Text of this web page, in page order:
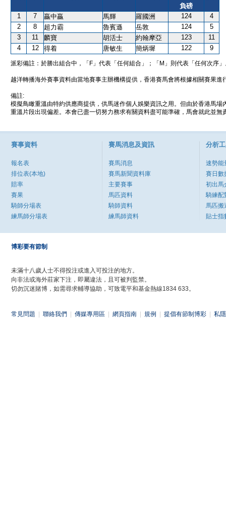
負磅
1 7 贏中贏 馬輝 羅國洲 124
4
2
8 超力霸 魯賓遜 岳敦 124
5
3
11 麟寶 胡活士 約翰摩亞 123
11
4
12 得着 唐敏生 簡炳墀 122 9
派彩備註：於勝出組合中，「F」代表「任何組合」；「M」則代表「任何次序
越洋轉播海外賽事資料由當地賽事主辦機構提供，香港賽馬會將根據相關賽果進
備註:
模擬鳥瞰重溫由特約供應商提供，供馬迷作個人娛樂資訊之用。但由於香港馬
重溫片段出現偏差。本會已盡一切努力務求有關資料盡可能準確，馬會就此並
賽事資料
報名表
排位表(本地)
賠率
賽果
騎師分場表
練馬師分場表
賽馬消息及資訊
賽馬消息
賽馬新聞資料庫
主要賽事
馬匹資料
騎師資料
練馬師資料
分析
速勢能
賽日數
初出馬
騎練配
馬匹搬
貼士指
博彩要有節制
未滿十八歲人士不得投注或進入可投注的地方。
向非法或海外莊家下注，即屬違法，且可被判監禁。
切勿沉迷賭博，如需尋求輔導協助，可致電平和基金熱線1834 633。
常見問題 聯絡我們 傳媒專用區 網頁指南 規例 提倡有節制博彩 私